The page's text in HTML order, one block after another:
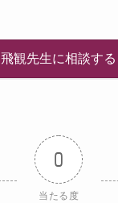
飛観先生に相談する
0
当たる度